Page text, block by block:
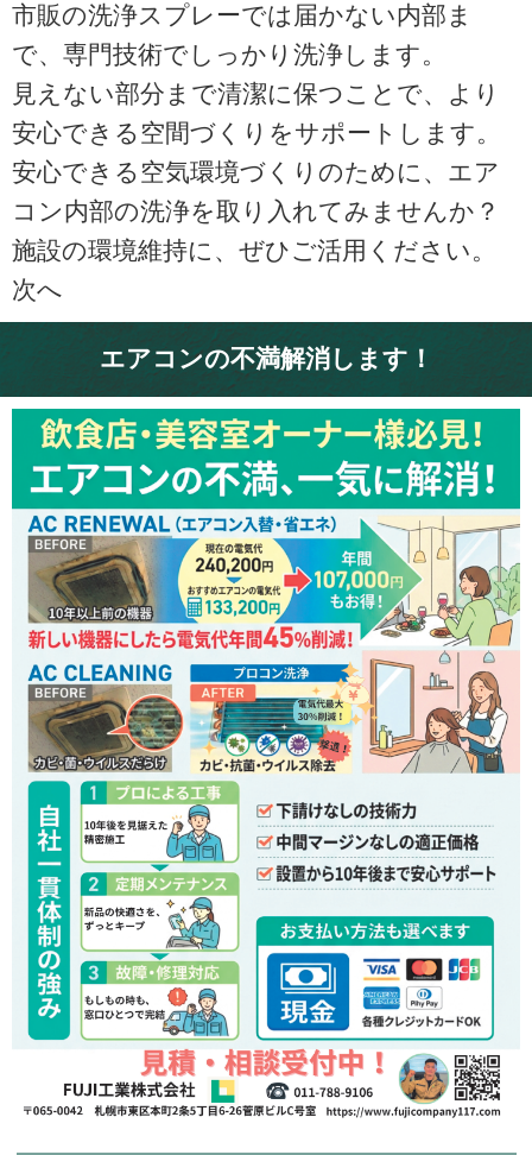
市販の洗浄スプレーでは届かない内部ま
で、専門技術でしっかり洗浄します。
見えない部分まで清潔に保つことで、より
安心できる空間づくりをサポートします。
安心できる空気環境づくりのために、エア
コン内部の洗浄を取り入れてみませんか？
施設の環境維持に、ぜひご活用ください。
次へ
エアコンの不満解消します！